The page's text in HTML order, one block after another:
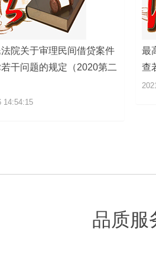
院关于审理民间借贷案件
干问题的规定（2020第二
14:54:15
最
查
品质服